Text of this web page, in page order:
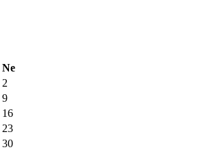
Ne
2
9
16
23
30